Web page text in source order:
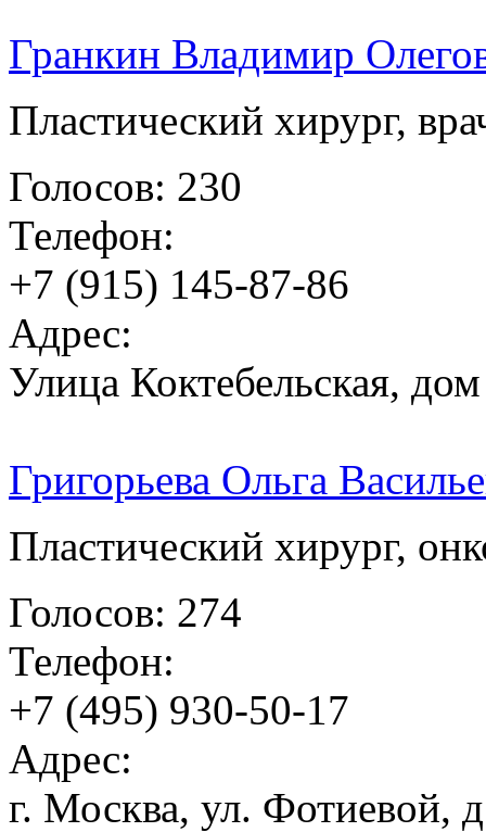
Гранкин Владимир
Пластический хирург,
Голосов: 230
Телефон:
+7 (915) 145-87-86
Адрес:
Улица Коктебельская,
Григорьева Ольга
Пластический хирург,
Голосов: 274
Телефон:
+7 (495) 930-50-17
Адрес:
г. Москва, ул. Фотиевой,